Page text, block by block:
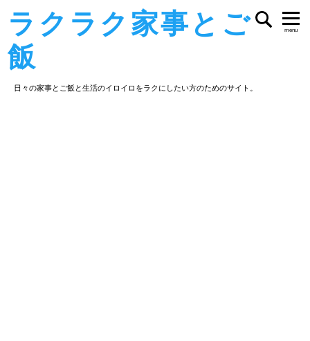
ラクラク家事とご
飯
日々の家事とご飯と生活のイロイロをラクにしたい方のためのサイト。
menu